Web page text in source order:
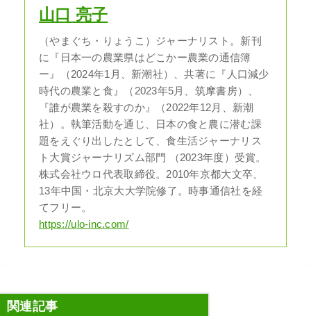
山口 亮子
（やまぐち・りょうこ）ジャーナリスト。新刊
に『日本一の農業県はどこかー農業の通信簿
ー』（2024年1月、新潮社）、共著に『人口減少
時代の農業と食』（2023年5月、筑摩書房）、
『誰が農業を殺すのか』（2022年12月、新潮
社）。執筆活動を通じ、日本の食と農に潜む課
題をえぐり出したとして、食生活ジャーナリス
ト大賞ジャーナリズム部門 （2023年度）受賞。
株式会社ウロ代表取締役。2010年京都大文卒、
13年中国・北京大大学院修了。時事通信社を経
てフリー。
https://ulo-inc.com/
関連記事